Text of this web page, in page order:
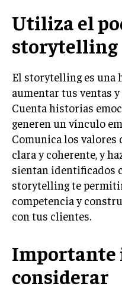
MARKETING B2C
FRANQUICIAS
E-COMMERCE
E-COMMERCE Y
ESTRATEGIAS DE
PRECIOS
GESTIÓN DE
EMPRESAS Y
GESTIÓN DE LA
GESTIÓN DE
GESTIÓN DE
SUMINISTRO
Utiliza el
storytelling
El storytelling es una
aumentar tus ventas
Cuenta historias
generen un vínculo
Comunica los valores
clara y coherente, y
sientan identificados
storytelling te
competencia y
con tus clientes.
Importante
considerar